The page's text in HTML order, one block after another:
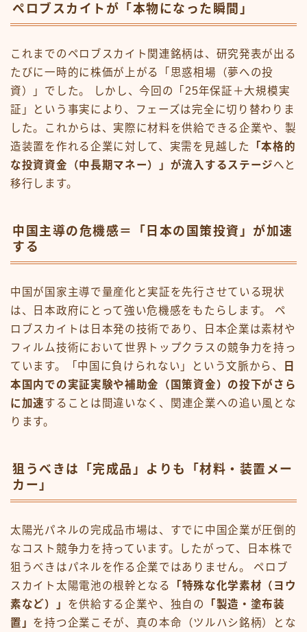
ペロブスカイトが「本物になった瞬間」
これまでのペロブスカイト関連銘柄は、研究発表が出る
たびに一時的に株価が上がる「思惑相場（夢への投
資）」でした。 しかし、今回の「25年保証＋大規模実
証」という事実により、フェーズは完全に切り替わりま
した。これからは、実際に材料を供給できる企業や、製
造装置を作れる企業に対して、実需を見越した
「本格的
な投資資金（中長期マネー）」が流入するステージへと
移行します。
中国主導の危機感＝「日本の国策投資」が加速
する
中国が国家主導で量産化と実証を先行させている現状
は、日本政府にとって強い危機感をもたらします。 ペ
ロブスカイトは日本発の技術であり、日本企業は素材や
フィルム技術において世界トップクラスの競争力を持っ
ています。「中国に負けられない」という文脈から、
日
本国内での実証実験や補助金（国策資金）の投下がさら
に加速することは間違いなく、関連企業への追い風とな
ります。
狙うべきは「完成品」よりも「材料・装置メー
カー」
太陽光パネルの完成品市場は、すでに中国企業が圧倒的
なコスト競争力を持っています。したがって、日本株で
狙うべきはパネルを作る企業ではありません。 ペロブ
スカイト太陽電池の根幹となる
「特殊な化学素材（ヨウ
素など）」 を供給する企業や、独自の
「製造・塗布装
置」 を持つ企業こそが、真の本命（ツルハシ銘柄）とな